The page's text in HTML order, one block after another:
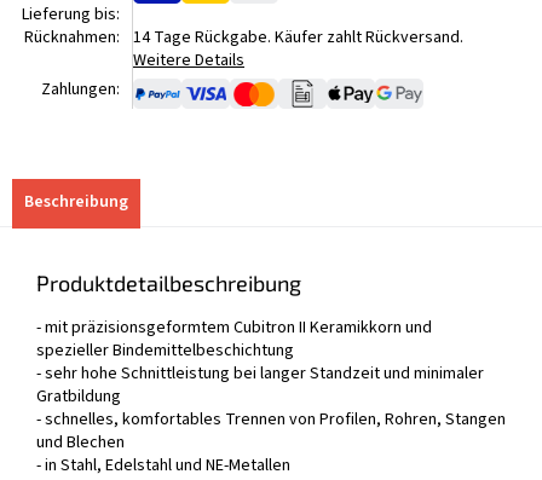
Lieferung bis:
Rücknahmen: 14 Tage Rückgabe. Käufer zahlt Rückversand.
Weitere Details
Zahlungen:
Beschreibung
Produktdetailbeschreibung
- mit präzisionsgeformtem Cubitron II Keramikkorn und
spezieller Bindemittelbeschichtung
- sehr hohe Schnittleistung bei langer Standzeit und minimaler
Gratbildung
- schnelles, komfortables Trennen von Profilen, Rohren, Stangen
und Blechen
- in Stahl, Edelstahl und NE-Metallen